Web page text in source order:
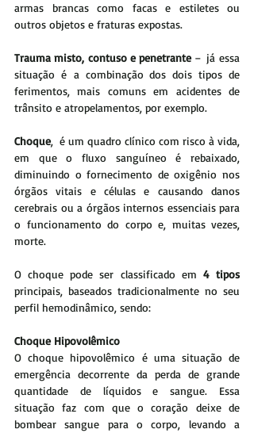
armas brancas como facas e estiletes ou
outros objetos e fraturas expostas.​
Trauma misto, ​​​contuso e penetrante – já essa
situação é a combinação dos dois tipos de
ferimentos, mais comuns em acidentes de
trânsito e atropelamentos, por exemplo.
Choque,  é um quadro clínico com risco à vida,
em que o fluxo sanguíneo é rebaixado,
diminuindo o fornecimento de oxigênio nos
órgãos vitais e células e causando danos
cerebrais ou a órgãos internos essenciais para
o funcionamento do corpo e, muitas vezes,
morte.
O choque pode ser classificado em
principais, baseados tradicionalmente no seu
perfil hemodinâmico, sendo:
Choque Hipovolêmico
O choque hipovolêmico é uma situação de
emergência decorrente da perda de grande
quantidade de líquidos e sangue. Essa
situação faz com que o coração deixe de
bombear sangue para o corpo, levando a